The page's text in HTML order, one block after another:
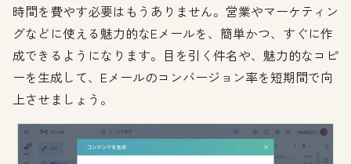
時間を費やす必要はもうありません。営業やマーケティン
グなどに使える魅力的なEメールを、簡単かつ、すぐに作
成できるようになります。目を引く件名や、魅力的なコピ
ーを生成して、Eメールのコンバージョン率を短期間で向
上させましょう。